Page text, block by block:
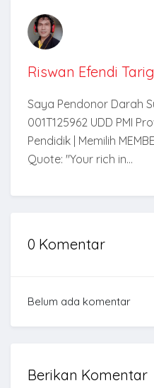
Riswan Efendi
Saya Pendonor Darah
001T125962 UDD PMI
Pendidik | Memilih
Quote: "Your rich in...
0 Komentar
Belum ada komentar
Berikan Komentar